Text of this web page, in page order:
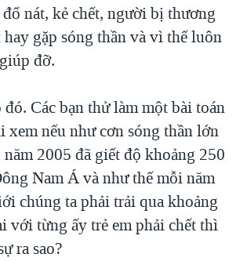
nát, kẻ chết, người bị thương
gặp sóng thần và vì thế luôn
đỡ.
đó. Các bạn thử làm một bài toán
xem nếu như cơn sóng thần lớn
2005 đã giết độ khoảng 250
Nam Á và như thế mỗi năm
chúng ta phải trải qua khoảng
với từng ấy trẻ em phải chết thì
ra sao?